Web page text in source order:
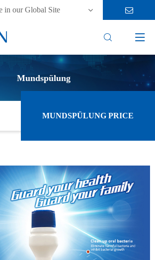
in our Global Site
 
Mundspülung
MUNDSPÜLUNG PRICE